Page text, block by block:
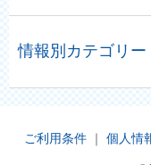
情報別カテゴリー
ご利用条件 ｜ 個人情